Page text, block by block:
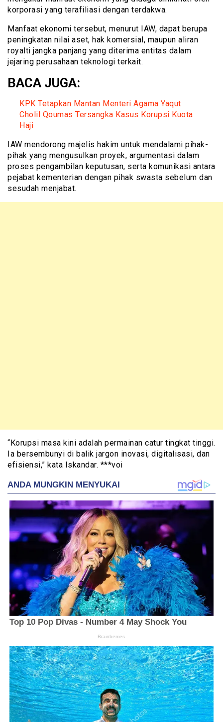
korporasi yang terafiliasi dengan terdakwa.
Manfaat ekonomi tersebut, menurut IAW, dapat berupa
peningkatan nilai aset, hak komersial, maupun aliran
royalti jangka panjang yang diterima entitas dalam
jejaring perusahaan teknologi terkait.
BACA JUGA:
KPK Tetapkan Mantan Menteri Agama Yaqut
Cholil Qoumas Tersangka Kasus Korupsi Kuota
Haji
IAW mendorong majelis hakim untuk mendalami pihak-
pihak yang mengusulkan proyek, argumentasi dalam
proses pengambilan keputusan, serta komunikasi antara
pejabat kementerian dengan pihak swasta sebelum dan
sesudah menjabat.
“Korupsi masa kini adalah permainan catur tingkat tinggi.
Ia bersembunyi di balik jargon inovasi, digitalisasi, dan
efisiensi,” kata Iskandar. ***voi